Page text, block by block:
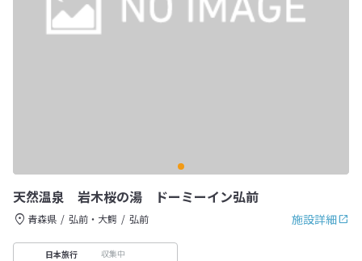
天然温泉 岩木桜の湯 ドーミーイン弘前
施設詳細
青森県 弘前・大鰐 弘前
日本旅行 収集中